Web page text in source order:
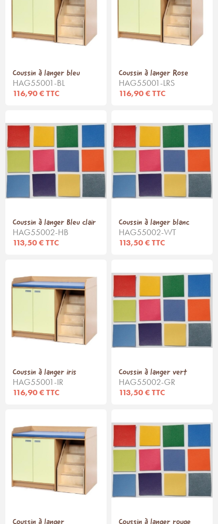
Coussin à langer bleu
HAG55001-BL
116,90 € TTC
Coussin à langer Rose
HAG55001-LRS
116,90 € TTC
Coussin à langer Bleu clair
HAG55002-HB
113,50 € TTC
Coussin à langer blanc
HAG55002-WT
113,50 € TTC
Coussin à langer iris
HAG55001-IR
116,90 € TTC
Coussin à langer vert
HAG55002-GR
113,50 € TTC
Coussin à langer Coussin à langer rouge